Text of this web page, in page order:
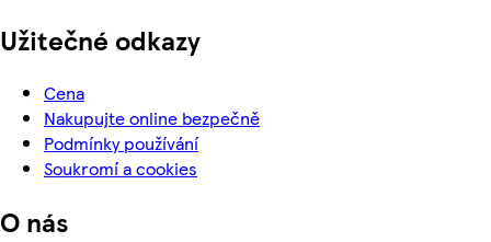
Užitečné odkazy
Cena
Nakupujte online bezpečně
Podmínky používání
Soukromí a cookies
O nás